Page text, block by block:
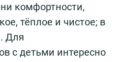
комфортности,
тёплое и чистое; в
Для
с детьми интересно